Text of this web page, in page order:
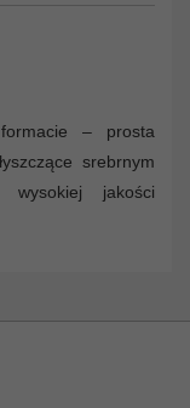
– prosta
srebrnym
jakości